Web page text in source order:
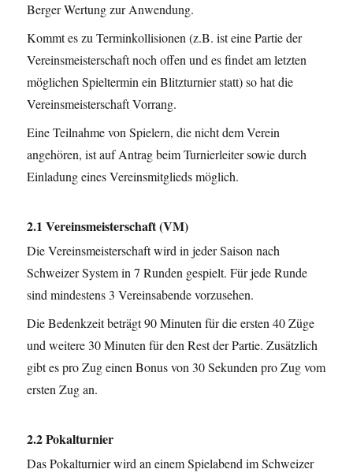
Berger Wertung zur Anwendung.
Kommt es zu Terminkollisionen (z.B. ist eine Partie der
Vereinsmeisterschaft noch offen und es findet am letzten
möglichen Spieltermin ein Blitzturnier statt) so hat die
Vereinsmeisterschaft Vorrang.
Eine Teilnahme von Spielern, die nicht dem Verein
angehören, ist auf Antrag beim Turnierleiter sowie durch
Einladung eines Vereinsmitglieds möglich.
2.1 Vereinsmeisterschaft (VM)
Die Vereinsmeisterschaft wird in jeder Saison nach
Schweizer System in 7 Runden gespielt. Für jede Runde
sind mindestens 3 Vereinsabende vorzusehen.
Die Bedenkzeit beträgt 90 Minuten für die ersten 40 Züge
und weitere 30 Minuten für den Rest der Partie. Zusätzlich
gibt es pro Zug einen Bonus von 30 Sekunden pro Zug vom
ersten Zug an.
2.2 Pokalturnier
Das Pokalturnier wird an einem Spielabend im Schweizer